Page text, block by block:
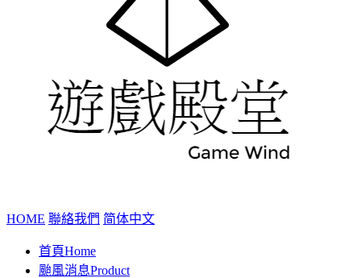
HOME 聯絡我們 简体中文
首頁Home
颱風消息Product